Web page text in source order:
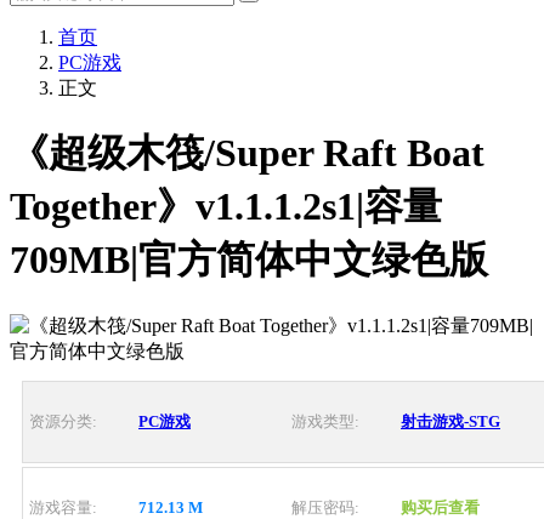
首页
PC游戏
正文
《超级木筏/Super Raft Boat
Together》v1.1.1.2s1|容量
709MB|官方简体中文绿色版
资源分类: PC游戏 游戏类型: 射击游戏-STG
游戏容量: 712.13 M 解压密码: 购买后查看